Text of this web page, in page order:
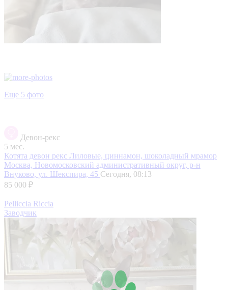
Еще 5 фото
Девон-рекс
5 мес.
Котята девон рекс Лиловые, циннамон, шоколадный мрамор
Москва, Новомосковский административный округ, р-н
Внуково, ул. Шекспира, 45 Сегодня, 08:13
85 000 ₽
Pelliccia Riccia
Заводчик